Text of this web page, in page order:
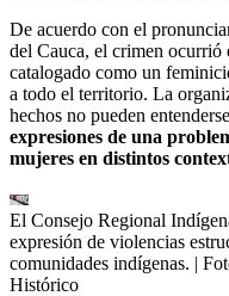
De acuerdo con el
del Cauca, el crimen ocurrió
catalogado como un
a todo el territorio. La
hechos no pueden
expresiones de una
mujeres en distintos
El Consejo Regional
expresión de violencias
comunidades indígenas. |
Histórico